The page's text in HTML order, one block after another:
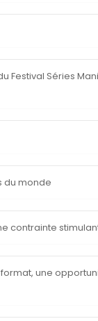
Festival Séries
du monde
contrainte
une